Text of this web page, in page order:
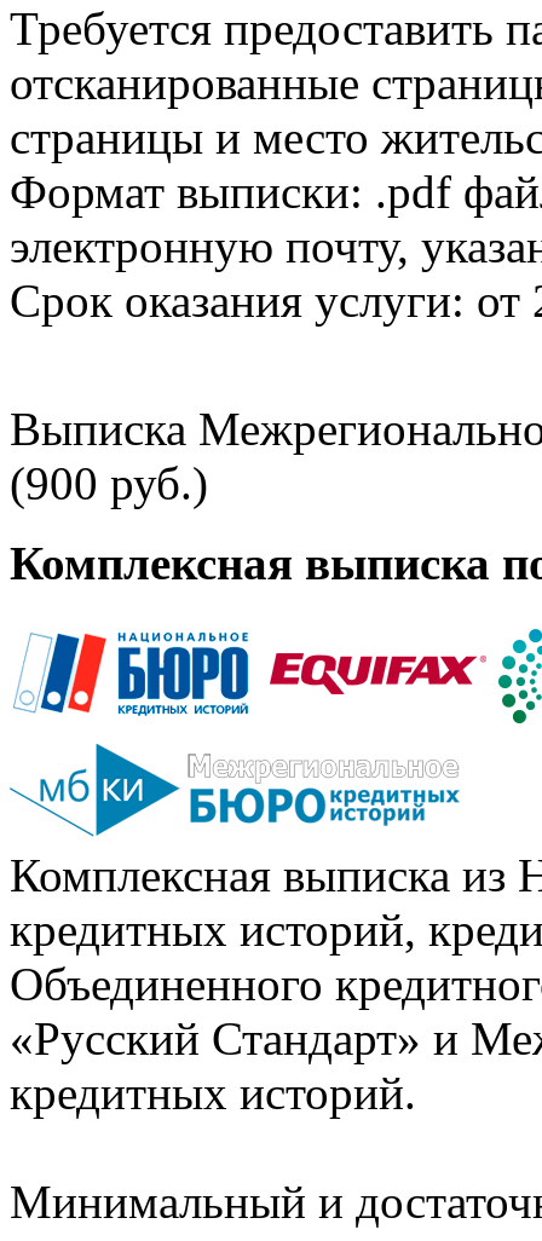
Требуется предоставить
отсканированные
страницы и место
Формат выписки: .pdf
электронную почту,
Срок оказания услуги: от
Выписка
(900 руб.)
Комплексная выписка
Комплексная выписка из
кредитных историй,
Объединенного
«Русский Стандарт» и
кредитных историй.
Минимальный и